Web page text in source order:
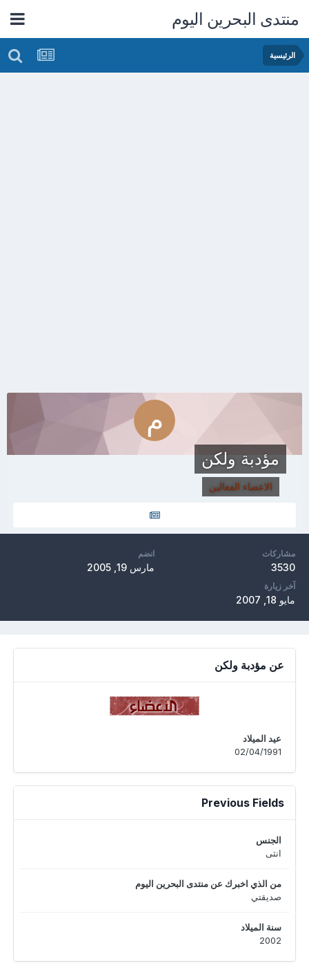
منتدى البحرين اليوم
الرئيسية
مؤدبة ولكن
الاعضاء الفعالين
مشاركات
3530
انضم
مارس 19, 2005
آخر زيارة
مايو 18, 2007
عن مؤدبة ولكن
عيد الميلاد
02/04/1991
Previous Fields
الجنس
انثى
من الذي اخبرك عن منتدى البحرين اليوم
صديقتي
سنة الميلاد
2002